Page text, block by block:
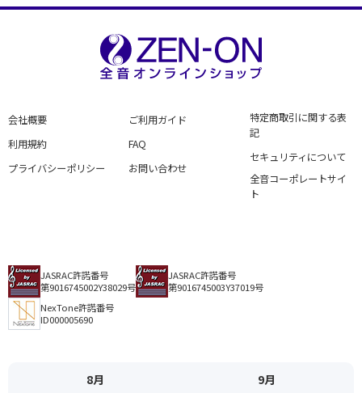
会社概要
利用規約
プライバシーポリシー
ご利用ガイド
FAQ
お問い合わせ
特定商取引に関する表
記
セキュリティについて
全音コーポレートサイ
ト
JASRAC許諾番号
第9016745002Y38029号
JASRAC許諾番号
第9016745003Y37019号
NexTone許諾番号
ID000005690
8月 9月